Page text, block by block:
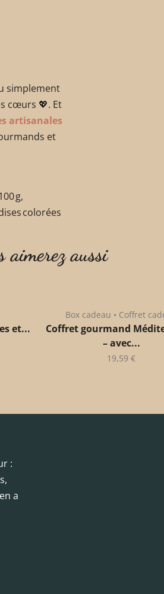
simplement
cœurs 💖. Et
artisanales
et
g,
colorées
aimerez aussi
et...
Box cadeau • Coffret
Coffret gourmand
– avec...
19,59 €
:
a